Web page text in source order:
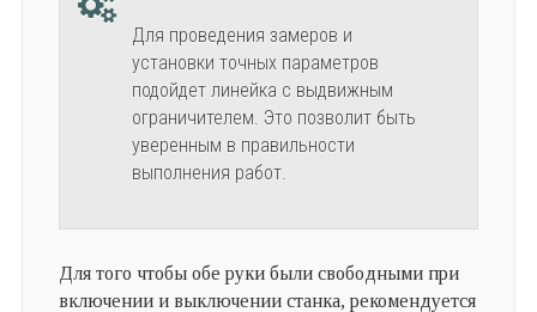
Для проведения замеров и
установки точных параметров
подойдет линейка с выдвижным
ограничителем. Это позволит быть
уверенным в правильности
выполнения работ.
Для того чтобы обе руки были свободными при
включении и выключении станка, рекомендуется